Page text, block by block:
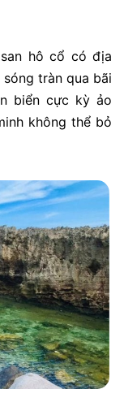
hô cổ có địa
tràn qua bãi
biển cực kỳ ảo
không thể bỏ